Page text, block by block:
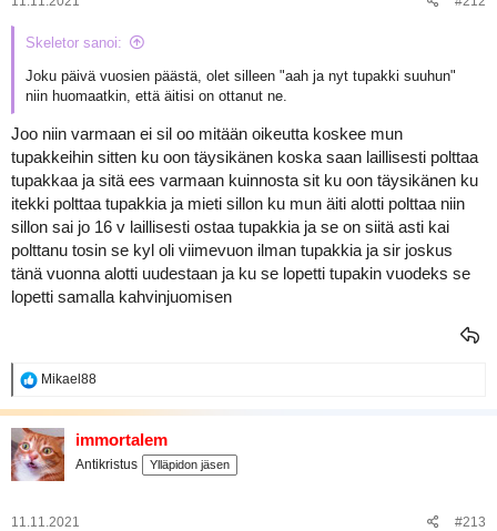
Skeletor sanoi:
Joku päivä vuosien päästä, olet silleen "aah ja nyt tupakki suuhun"
niin huomaatkin, että äitisi on ottanut ne.
Joo niin varmaan ei sil oo mitään oikeutta koskee mun
tupakkeihin sitten ku oon täysikänen koska saan laillisesti polttaa
tupakkaa ja sitä ees varmaan kuinnosta sit ku oon täysikänen ku
itekki polttaa tupakkia ja mieti sillon ku mun äiti alotti polttaa niin
sillon sai jo 16 v laillisesti ostaa tupakkia ja se on siitä asti kai
polttanu tosin se kyl oli viimevuon ilman tupakkia ja sir joskus
tänä vuonna alotti uudestaan ja ku se lopetti tupakin vuodeks se
lopetti samalla kahvinjuomisen
R
a
k
t
i
o
:
Mikael88
immortalem
Antikristus Ylläpidon jäsen
11.11.2021 #213